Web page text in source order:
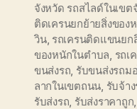
จังหวัด รถสไลด์ในเขต
ติดเครนยกย้ายสิ่งของ
วิน, รถเครนติดแขนย
ของหนักในตำบล, รถเ
ขนส่งรถ, รับขนส่งรถม
ลากในเขตถนน, รับจ้า
รับส่งรถ, รับส่งราคาถูก,